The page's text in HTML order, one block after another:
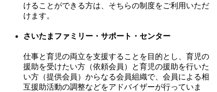
けることができる方は、そちらの制度をご利用いただ
けます。
さいたまファミリー・サポート・センター
仕事と育児の両立を支援することを目的とし、育児の
援助を受けたい方（依頼会員）と育児の援助を行いた
い方（提供会員）からなる会員組織で、会員による相
互援助活動の調整などをアドバイザーが行っていま